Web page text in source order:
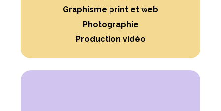
Graphisme print et web
Photographie
Production vidéo